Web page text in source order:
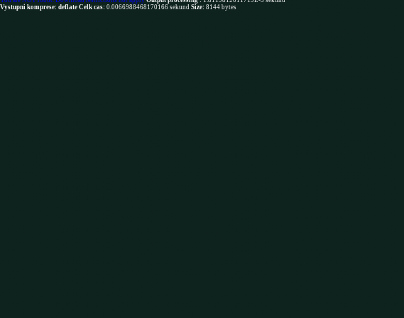
Vystupni komprese: deflate Celk cas: 0.0066988468170166 sekund Size: 8144 bytes